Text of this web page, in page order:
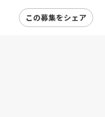
この募集をシェア